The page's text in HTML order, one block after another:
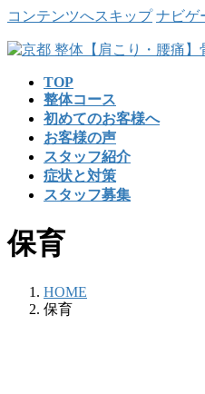
コンテンツへスキップ ナビゲ
TOP
整体コース
初めてのお客様へ
お客様の声
スタッフ紹介
症状と対策
スタッフ募集
保育
HOME
保育